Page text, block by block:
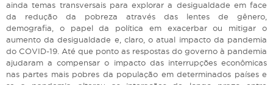
ainda temas transversais para explorar a desigualdade em face
da redução da pobreza através das lentes de gênero,
demografia, o papel da política em exacerbar ou mitigar o
aumento da desigualdade e, claro, o atual impacto da pandemia
do COVID-19. Até que ponto as respostas do governo à pandemia
ajudaram a compensar o impacto das interrupções econômicas
nas partes mais pobres da população em determinados países e